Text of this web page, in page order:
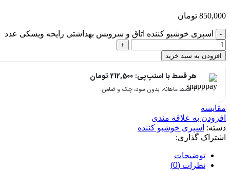
850,000 تومان
اسپری خوشبو کننده اتاق و سرویس بهداشتی رایحه ویسکی عدد
افزودن به سبد خرید
هر قسط با اسنپ‌پی: 212,500 تومان
۴ قسط ماهانه. بدون سود، چک و ضامن.
مقایسه
افزودن به علاقه مندی
دسته: اسپری خوشبو کننده
اشتراک گذاری:
توضیحات
نظرات (0)